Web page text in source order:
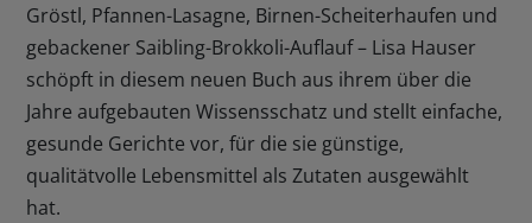
Gröstl, Pfannen-Lasagne, Birnen-Scheiterhaufen und
gebackener Saibling-Brokkoli-Auflauf – Lisa Hauser
schöpft in diesem neuen Buch aus ihrem über die
Jahre aufgebauten Wissensschatz und stellt einfache,
gesunde Gerichte vor, für die sie günstige,
qualitätvolle Lebensmittel als Zutaten ausgewählt
hat.